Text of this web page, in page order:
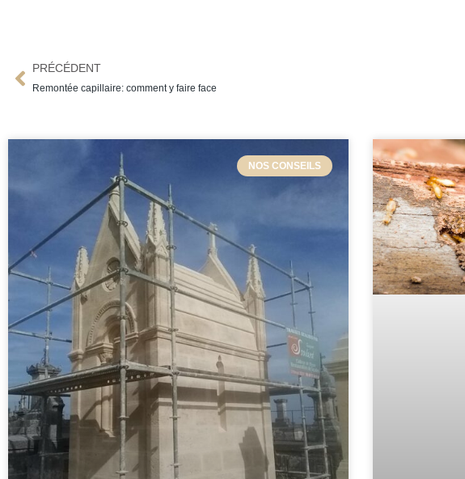
PRÉCÉDENT
Remontée capillaire: comment y faire face
NOS CONSEILS